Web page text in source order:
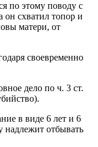
по этому поводу с
он схватил топор и
матери, от
своевременно
дело по ч. 3 ст.
в виде 6 лет и 6
надлежит отбывать